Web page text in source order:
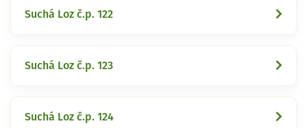
Suchá Loz č.p. 122
Suchá Loz č.p. 123
Suchá Loz č.p. 124